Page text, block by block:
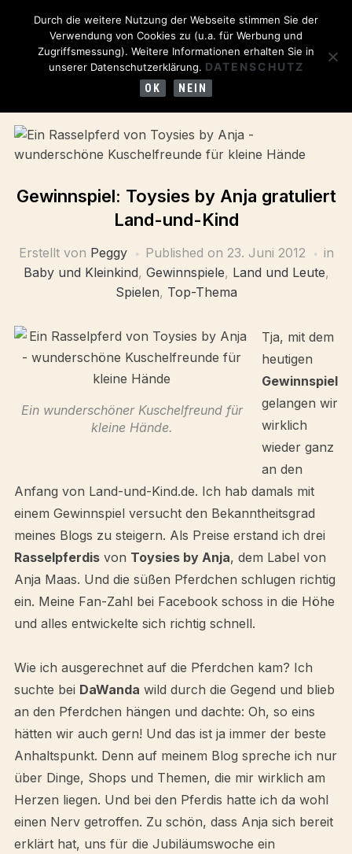
Gewinnspiel: Toysies by Anja gratuliert
Land-und-Kind
Erstellt von Peggy Published on 23. Juni 2012
in
Baby und Kleinkind, Gewinnspiele, Land und Leute,
Spielen, Top-Thema
Ein wunderschöner Kuschelfreund für
kleine Hände.
Tja, mit dem
heutigen
Gewinnspiel
gelangen wir
wirklich
wieder ganz
an den
Anfang von Land-und-Kind.de. Ich hab damals mit
einem Gewinnspiel versucht den Bekanntheitsgrad
meines Blogs zu steigern. Als Preise erstand ich drei
Rasselpferdisvon Toysies by Anja, dem Label von
Anja Maas. Und die süßen Pferdchen schlugen richtig
ein. Meine Fan-Zahl bei Facebook schoss in die Höhe
und alles entwickelte sich richtig schnell.
Wie ich ausgerechnet auf die Pferdchen kam? Ich
suchte bei DaWanda wild durch die Gegend und blieb
an den Pferdchen hängen und dachte: Oh, so eins
hätten wir auch gern! Und das ist ja immer der beste
Anhaltspunkt. Denn auf meinem Blog spreche ich nur
über Dinge, Shops und Themen, die mir wirklich am
Herzen liegen. Und bei den Pferdis hatte ich da wohl
einen Nerv getroffen. Zu schön, dass Anja sich bereit
erklärt hat, uns für die Jubiläumswoche ein
Durch die weitere Nutzung der Webseite stimmen Sie der
Verwendung von Cookies zu (u.a. für Werbung und
Zugriffsmessung). Weitere Informationen erhalten Sie in
unserer Datenschutzerklärung. DATENSCHUTZ
OK NEIN